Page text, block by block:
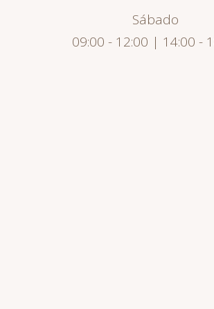
Sábado
09:00 - 12:00 | 14:00 -